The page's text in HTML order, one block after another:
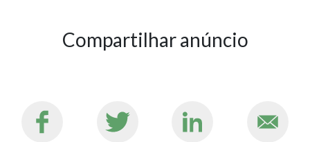
Compartilhar anúncio